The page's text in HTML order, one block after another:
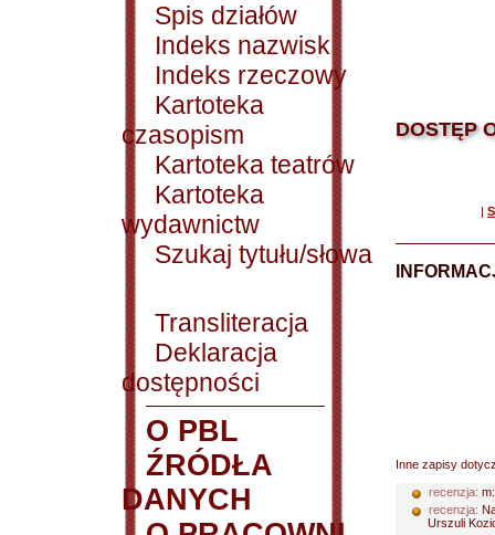
Spis działów
Indeks nazwisk
Indeks rzeczowy
Kartoteka
czasopism
Kartoteka teatrów
Kartoteka
wydawnictw
Szukaj tytułu/słowa
Transliteracja
Deklaracja
dostępności
O PBL
ŹRÓDŁA
DANYCH
DOSTĘP
|
Inne zapisy
recenzja:
recenzja:
Urszuli